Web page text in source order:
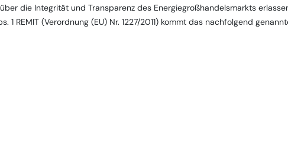
die Integrität und Transparenz des Energiegroßhandelsmarkts
1 REMIT (Verordnung (EU) Nr. 1227/2011) kommt das nachfolgend